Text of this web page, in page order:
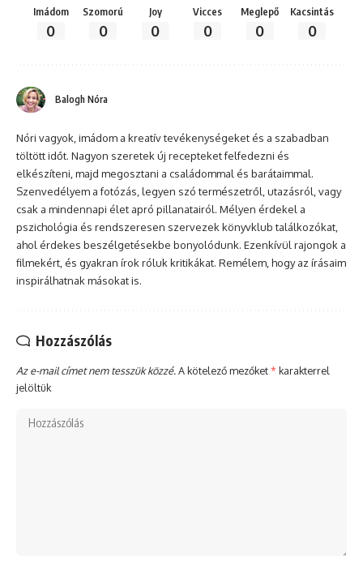
Imádom
0
Szomorú
0
Joy
0
Vicces
0
Meglepő
0
Kacsintás
0
Balogh Nóra
Nóri vagyok, imádom a kreatív tevékenységeket és a szabadban
töltött időt. Nagyon szeretek új recepteket felfedezni és
elkészíteni, majd megosztani a családommal és barátaimmal.
Szenvedélyem a fotózás, legyen szó természetről, utazásról, vagy
csak a mindennapi élet apró pillanatairól. Mélyen érdekel a
pszichológia és rendszeresen szervezek könyvklub találkozókat,
ahol érdekes beszélgetésekbe bonyolódunk. Ezenkívül rajongok a
filmekért, és gyakran írok róluk kritikákat. Remélem, hogy az írásaim
inspirálhatnak másokat is.
Hozzászólás
Az e-mail címet nem tesszük közzé.A kötelező mezőket* karakterrel
jelöltük